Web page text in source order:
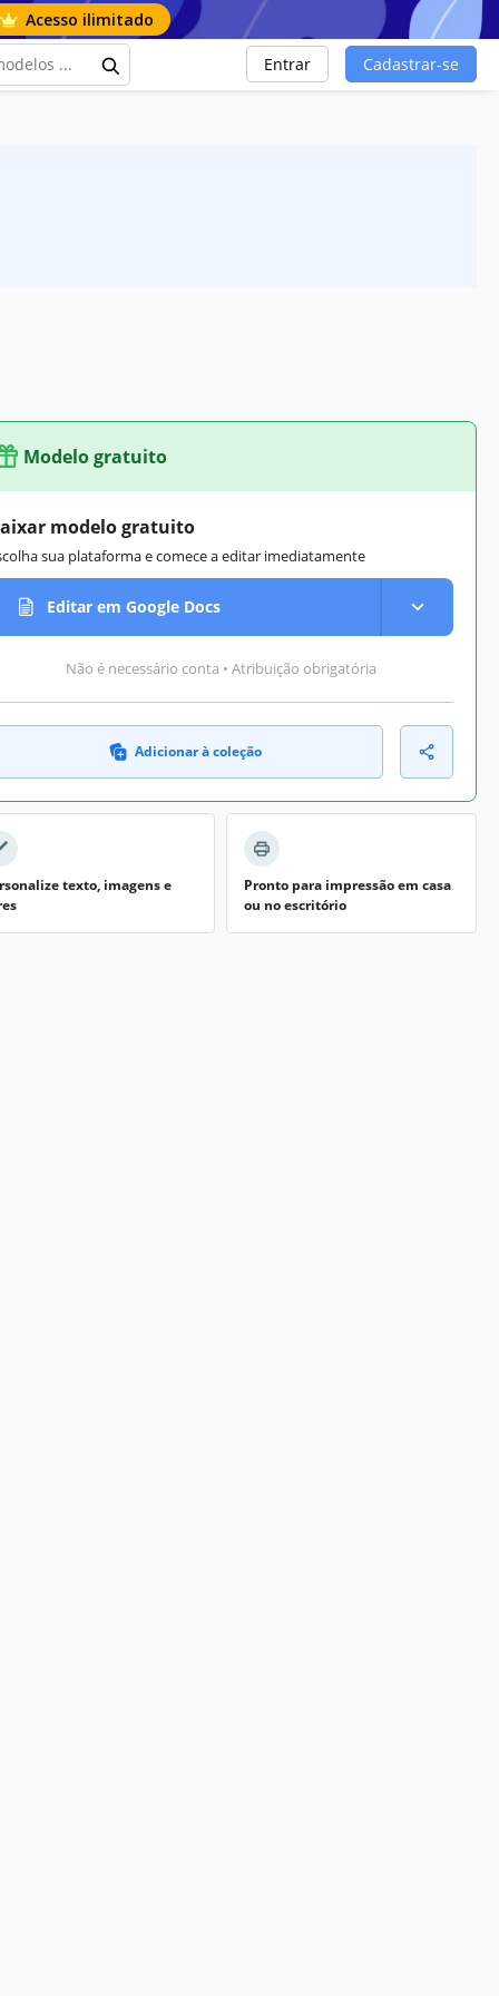
Acesso ilimitado
Entrar Cadastrar-se
Modelo gratuito
modelo gratuito
sua plataforma e comece a editar imediatamente
Editar em Google Docs
Não é necessário conta • Atribuição obrigatória
Adicionar à coleção
texto, imagens e
Pronto para impressão em casa
ou no escritório